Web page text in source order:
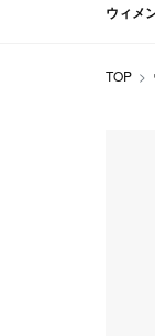
ウィメ
TOP